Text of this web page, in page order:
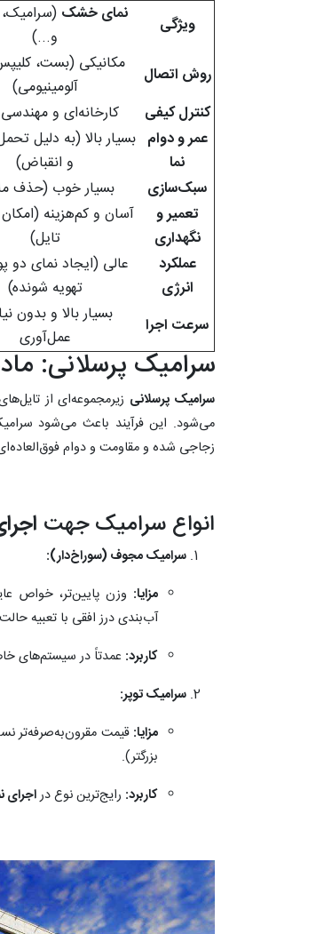
نمای خشک
و...)
ویژگی
مکانیکی (بست،
آلومینیومی)
روش اتصال
کارخانه‌ای و
کنترل کیفی
بسیار بالا (به دلیل
و انقباض)
عمر و دوام
نما
بسیار خوب (حذف
سبک‌سازی
آسان و کم‌هزینه
تایل)
تعمیر و
نگهداری
عالی (ایجاد نمای دو
تهویه شونده)
عملکرد
انرژی
بسیار بالا و بدون
عمل‌آوری
سرعت اجرا
سرامیک پرسلانی:
سرامیک پرسلانی زیرمجموعه‌ای از
زجاجی شده و مقاومت و دوام
انواع سرامیک جهت
سرامیک مجوف (سوراخ‌دار):
مزایا: وزن پایین‌تر، خواص
آب‌بندی درز افقی با تعبیه
کاربرد: عمدتاً در سیستم‌های
سرامیک توپر:
مزایا:
بزرگتر).
کاربرد: رایج‌ترین نوع در